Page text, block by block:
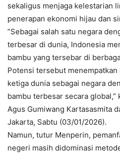
sekaligus menjaga kelestarian
penerapan ekonomi hijau dan
”Sebagai salah satu negara
terbesar di dunia, Indonesia
bambu yang tersebar di
Potensi tersebut
ketiga dunia sebagai negara
bambu terbesar secara
Agus Gumiwang Kartasasmita
Jakarta, Sabtu (03/01/2026).
Namun, tutur Menperin,
negeri masih didominasi